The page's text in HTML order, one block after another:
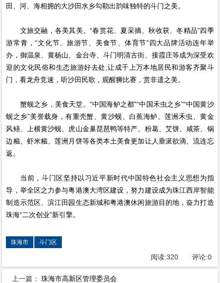
田、河、海相拥的大沙田水乡勾勒出韵味独特的斗门之美。
文旅交融，各美其美。“春赏花、夏采摘、秋收获、冬精品”四季
游常青，“文化节、旅游节、美食节、体育节”四大品牌活动连年举
办，御温泉、黄杨山、金台寺、斗门明清古街、接霞庄等成为深受欢
迎的文化民俗和生态旅游好去处,让成千上万本地居民和游客齐聚斗
门，看龙舟竞速，听沙田民歌，观醒狮比赛，赏非遗之美。
蟹蚬之乡，美食天堂。“中国海鲈之都”“中国禾虫之乡”“中国黄沙
蚬之乡”美誉载身，有重壳蟹、黄沙蚬、白蕉海鲈、莲洲禾虫、黄金
风鳝、上横黄沙蚬、虎山金巢琵琶鸭等特产。粉葛、艾饼、咸茶、锅
边糍、虾米糍、莲洲月饼等各类本土美食更加让人垂涎欲滴、流连忘
返。
当前，斗门区坚持以习近平新时代中国特色社会主义思想为指
导，举全区之力参与粤港澳大湾区建设，努力建设成为珠江西岸智能
制造示范区、滨江田园生态新城和粤港澳休闲旅游目的地，奋力打造
珠海“二次创业”新引擎。
珠海市 斗门区
阅读:320评论:0
上一篇：珠海市高新区管理委员会